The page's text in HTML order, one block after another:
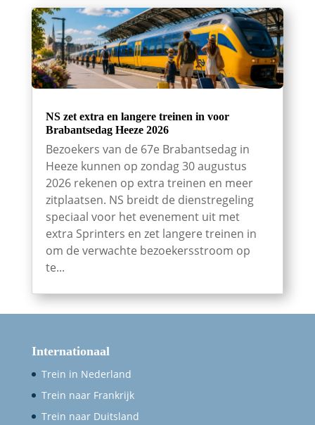
NS zet extra en langere treinen in voor
Brabantsedag Heeze 2026
Bezoekers van de 67e Brabantsedag in
Heeze kunnen op zondag 30 augustus
2026 rekenen op extra treinen en meer
zitplaatsen. NS breidt de dienstregeling
speciaal voor het evenement uit met
extra Sprinters en zet langere treinen in
om de verwachte bezoekersstroom op
te...
Internationaal
Trein in Nederland
Trein naar Frankrijk
Trein naar Duitsland